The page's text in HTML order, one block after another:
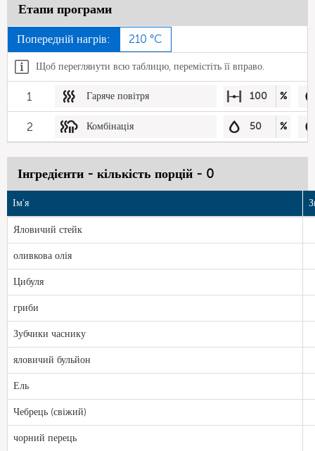
Етапи програми
Попередній нагрів: 210 °C
Щоб переглянути всю таблицю, перемістіть її вправо.
1 Гаряче повітря 100 %
2 Комбінація 50 %
Інгредієнти - кількість порцій - 0
Ім'я
Яловичий стейк
оливкова олія
Цибуля
гриби
Зубчики часнику
яловичий бульйон
Ель
Чебрець (свіжий)
чорний перець